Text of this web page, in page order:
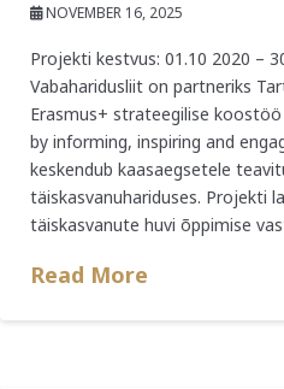
NOVEMBER 16, 2025
Projekti kestvus: 01.10 2020 –
Vabaharidusliit on partneriks
Erasmus+ strateegilise
by informing, inspiring and
keskendub kaasaegsetele
täiskasvanuhariduses. Projekti
täiskasvanute huvi õppimise
Read More